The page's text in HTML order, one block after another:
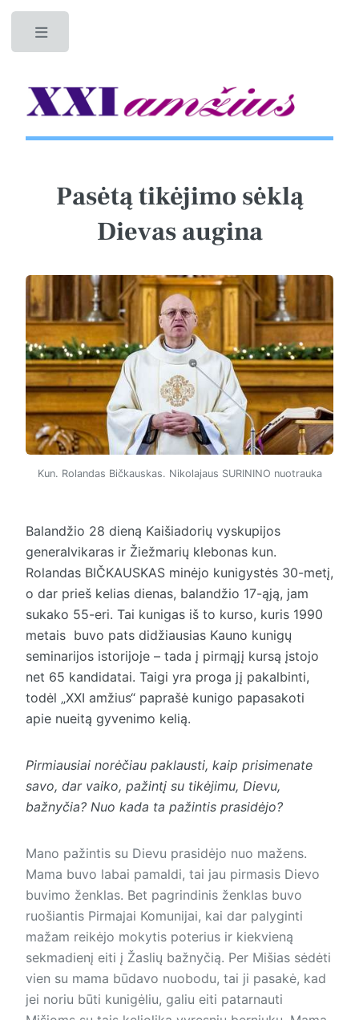
Pasėtą tikėjimo sėklą
Dievas augina
Kun. Rolandas Bičkauskas. Nikolajaus SURININO nuotrauka
Balandžio 28 dieną Kaišiadorių vyskupijos
generalvikaras ir Žiežmarių klebonas kun.
Rolandas BIČKAUSKAS minėjo kunigystės 30-metį,
o dar prieš kelias dienas, balandžio 17-ąją, jam
sukako 55-eri. Tai kunigas iš to kurso, kuris 1990
metais buvo pats didžiausias Kauno kunigų
seminarijos istorijoje – tada į pirmąjį kursą įstojo
net 65 kandidatai. Taigi yra proga jį pakalbinti,
todėl „XXI amžius“ paprašė kunigo papasakoti
apie nueitą gyvenimo kelią.
Pirmiausiai norėčiau paklausti, kaip prisimenate
savo, dar vaiko, pažintį su tikėjimu, Dievu,
bažnyčia? Nuo kada ta pažintis prasidėjo?
Mano pažintis su Dievu prasidėjo nuo mažens.
Mama buvo labai pamaldi, tai jau pirmasis Dievo
buvimo ženklas. Bet pagrindinis ženklas buvo
ruošiantis Pirmajai Komunijai, kai dar palyginti
mažam reikėjo mokytis poterius ir kiekvieną
sekmadienį eiti į Žaslių bažnyčią. Per Mišias sėdėti
vien su mama būdavo nuobodu, tai ji pasakė, kad
jei noriu būti kunigėliu, galiu eiti patarnauti